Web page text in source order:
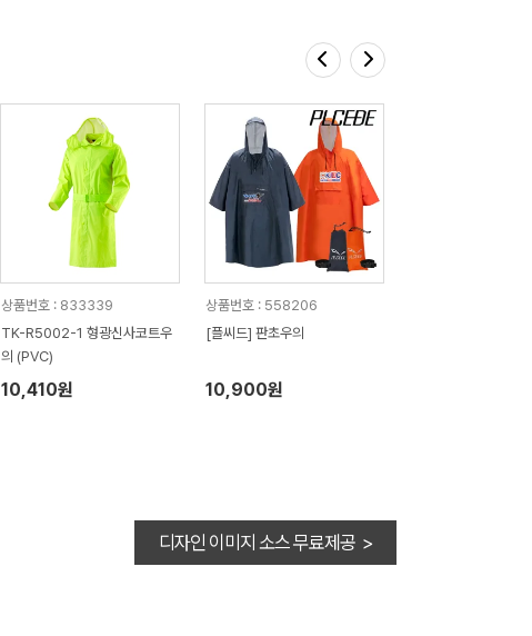
상품번호 : 833339
TK-R5002-1 형광신사코트우
의 (PVC)
10,410원
상품번호 : 558206
[플씨드] 판초우의
10,900원
디자인 이미지 소스 무료제공 >